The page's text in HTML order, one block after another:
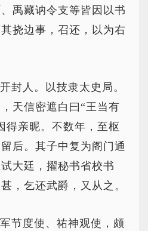
禹藏讷令支等皆因以书
挠边事，召还，以为右
封人。以技隶太史局。
天信密遮白曰“王当有
得亲昵。不数年，至枢
后。其子中复为阁门通
大廷，擢秘书省校书
，乞还武爵，又从之。
节度使、祐神观使，颇